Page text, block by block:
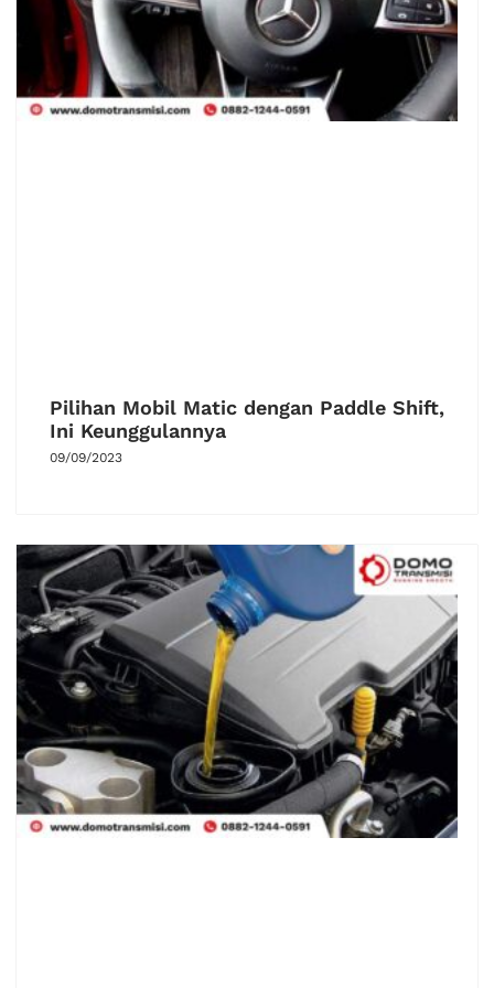
Pilihan Mobil Matic dengan Paddle Shift,
Ini Keunggulannya
09/09/2023